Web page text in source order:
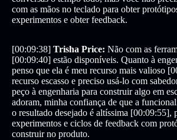
com as mãos no teclado para obter
experimentos e obter feedback.
[00:09:38] Trisha Price: Não com as
[00:09:40] estão disponíveis. Quanto à
penso que ela é meu recurso mais valioso
recurso escasso e preciso usá-lo com
peço à engenharia para construir algo em
adoram, minha confiança de que a
o resultado desejado é altíssima [00:09:55],
experimentos e ciclos de feedback com
construir no produto.